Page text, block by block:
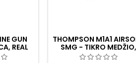
GUN
REAL
THOMPSON M1A1
SMG - TIKRO MEDŽIO,
VISIŠKAI METALINIS,